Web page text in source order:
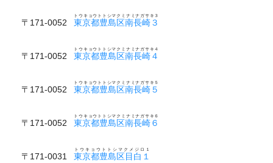
〒171-0052 東京都豊島区南長崎３
トウキョウトトシマクミナミナガサキ３
〒171-0052 東京都豊島区南長崎４
トウキョウトトシマクミナミナガサキ４
〒171-0052 東京都豊島区南長崎５
トウキョウトトシマクミナミナガサキ５
〒171-0052 東京都豊島区南長崎６
トウキョウトトシマクミナミナガサキ６
〒171-0031 東京都豊島区目白１
トウキョウトトシマクメジロ１